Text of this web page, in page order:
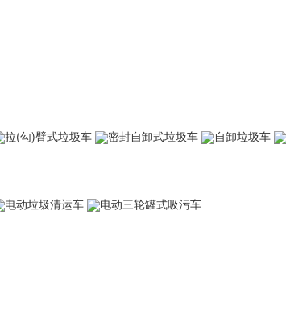
拉(勾)臂式垃圾车 密封自卸式垃圾车 自卸垃圾车
电动垃圾清运车
电动三轮罐式吸污车